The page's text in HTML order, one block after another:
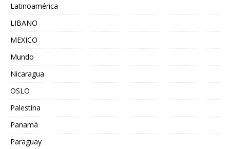
Latinoamérica
LIBANO
MEXICO
Mundo
Nicaragua
OSLO
Palestina
Panamá
Paraguay